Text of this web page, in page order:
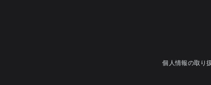
個人情報の取り